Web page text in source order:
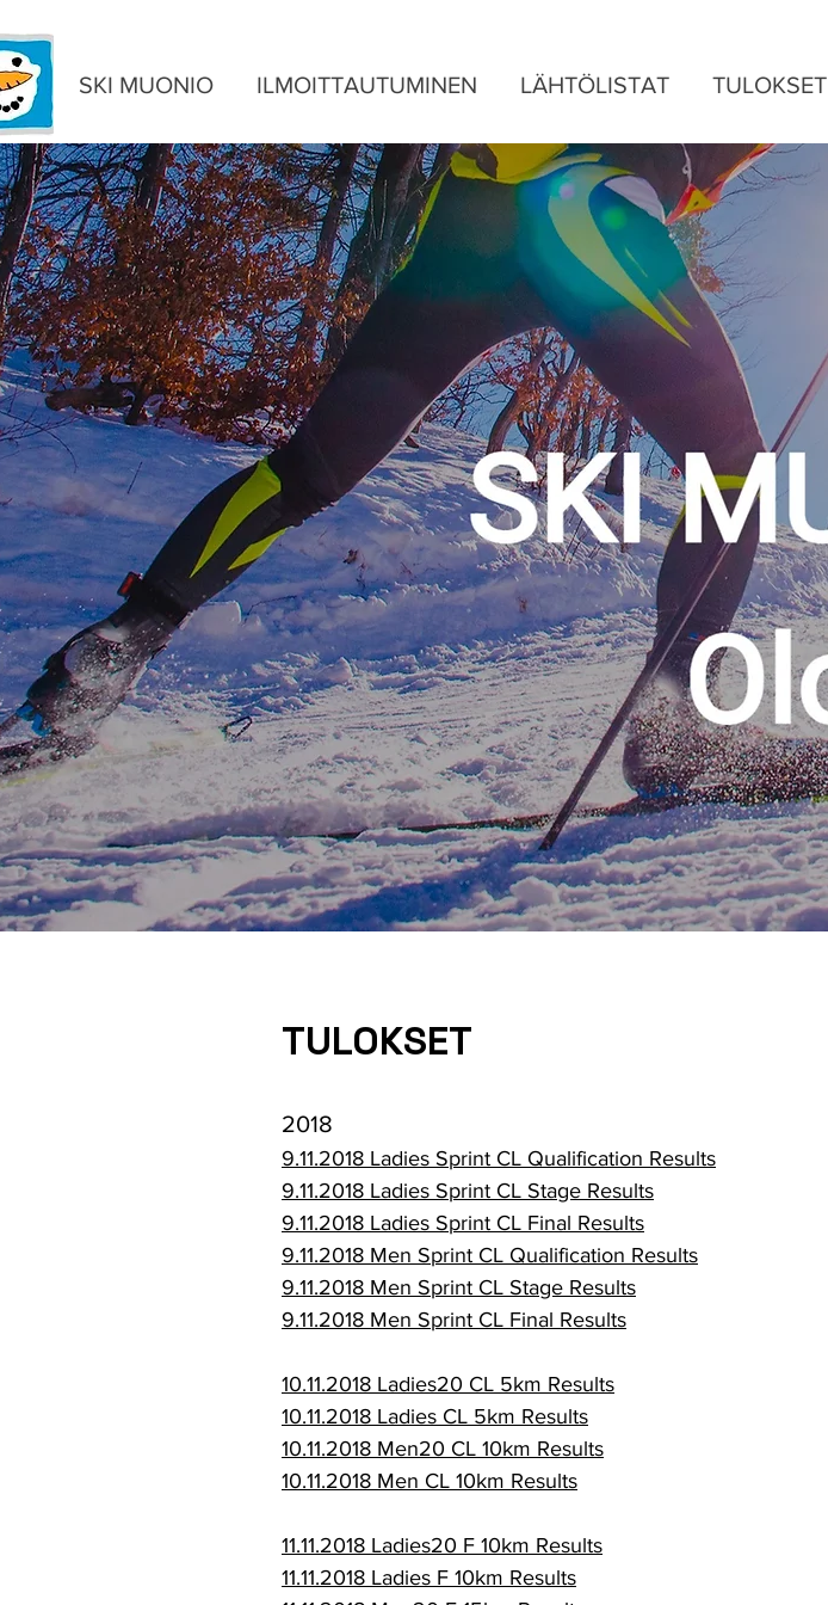
SKI MUONIO ILMOITTAUTUMINEN LÄHTÖLISTAT TULOKSET
TULOKSET
2018
9.11.2018 Ladies Sprint CL Qualification Results
9.11.2018 Ladies Sprint CL Stage Results
9.11.2018 Ladies Sprint CL Final Results
9.11.2018 Men Sprint CL Qualification Results
9.11.2018 Men Sprint CL Stage Results
9.11.2018 Men Sprint CL Final Results
10.11.2018 Ladies20 CL 5km Results
10.11.2018 Ladies CL 5km Results
10.11.2018 Men20 CL 10km Results
10.11.2018 Men CL 10km Results
11.11.2018 Ladies20 F 10km Results
11.11.2018 Ladies F 10km Results